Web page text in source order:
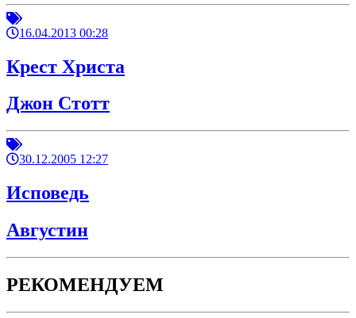
16.04.2013 00:28
Крест Христа
Джон Стотт
30.12.2005 12:27
Исповедь
Августин
РЕКОМЕНДУЕМ